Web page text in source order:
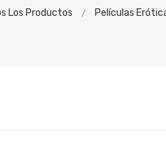
Los Productos Películas